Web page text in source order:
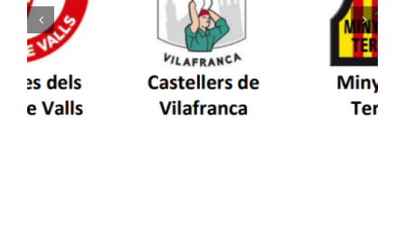
Els Castellers de Vilafranca unieixen tradició i
patrimoni en un viatge de colla a la Vall
d’Aran i a la Vall de Boí